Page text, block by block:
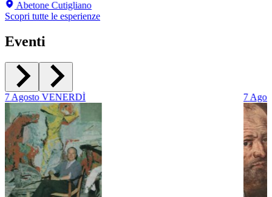
Abetone Cutigliano
Scopri tutte le esperienze
Eventi
7Agosto VENERDÌ 7